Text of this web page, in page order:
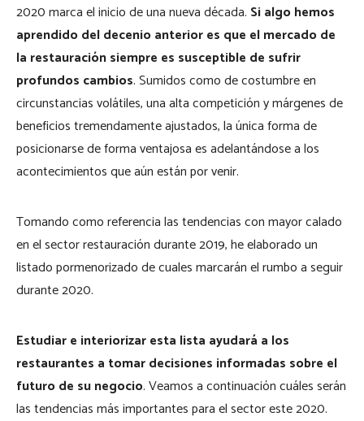
2020 marca el inicio de una nueva década. Si algo hemos
aprendido del decenio anterior es que el mercado de
la restauración siempre es susceptible de sufrir
profundos cambios. Sumidos como de costumbre en
circunstancias volátiles, una alta competición y márgenes de
beneficios tremendamente ajustados, la única forma de
posicionarse de forma ventajosa es adelantándose a los
acontecimientos que aún están por venir.
Tomando como referencia las tendencias con mayor calado
en el sector restauración durante 2019, he elaborado un
listado pormenorizado de cuales marcarán el rumbo a seguir
durante 2020.
Estudiar e interiorizar esta lista ayudará a los
restaurantes a tomar decisiones informadas sobre el
futuro de su negocio. Veamos a continuación cuáles serán
las tendencias más importantes para el sector este 2020.